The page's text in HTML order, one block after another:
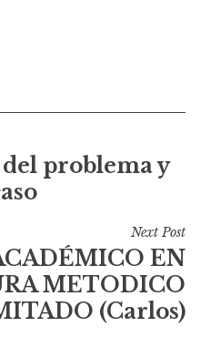
problema y
Next Post
EN
METODICO
(Carlos)